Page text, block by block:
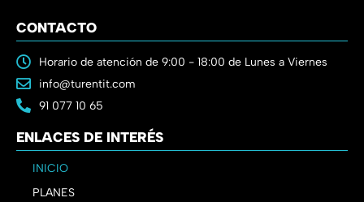
CONTACTO
Horario de atención de 9:00 - 18:00 de Lunes a Viernes
info@turentit.com
91 077 10 65
ENLACES DE INTERÉS
INICIO
PLANES